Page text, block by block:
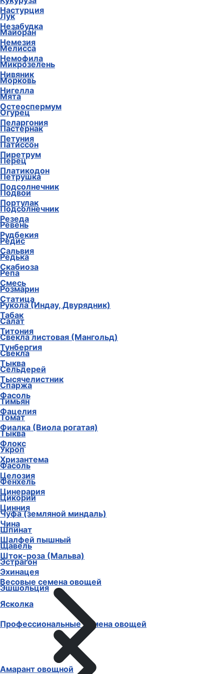
Настурция
Незабудка
Немезия
Немофила
Нивяник
Нигелла
Остеоспермум
Пеларгония
Петуния
Пиретрум
Платикодон
Подсолнечник
Портулак
Резеда
Рудбекия
Сальвия
Скабиоза
Смесь
Статица
Табак
Титония
Тунбергия
Тыква
Тысячелистник
Фасоль
Фацелия
Фиалка (Виола рогатая)
Флокс
Хризантема
Целозия
Цинерария
Цинния
Чина
Шалфей пышный
Шток-роза (Мальва)
Эхинацея
Эшшольция
Ясколка
Профессиональные семена овощей
Лук
Майоран
Мелисса
Микрозелень
Морковь
Мята
Огурец
Пастернак
Патиссон
Перец
Петрушка
Подвои
Подсолнечник
Ревень
Редис
Редька
Репа
Розмарин
Рукола (Индау, Двурядник)
Салат
Свекла листовая (Мангольд)
Свекла
Сельдерей
Спаржа
Тимьян
Томат
Тыква
Укроп
Фасоль
Фенхель
Цикорий
Чуфа (земляной миндаль)
Шпинат
Щавель
Эстрагон
Весовые семена овощей
Амарант овощной